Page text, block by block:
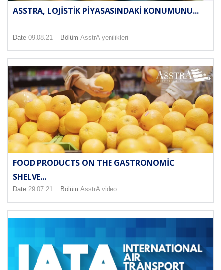
ASSTRA, LOJISTIK PIYASASINDAKI KONUMUNU...
Date 09.08.21 Bölüm AsstrA yenilikleri
FOOD PRODUCTS ON THE GASTRONOMIC
SHELVE...
Date 29.07.21 Bölüm AsstrA video